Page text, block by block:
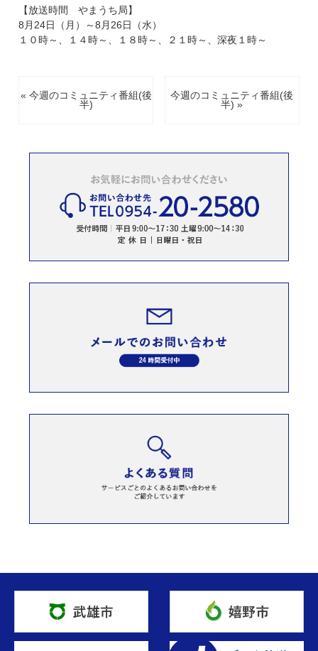
【放送時間 やまうち局】
8月24日（月）～8月26日（水）
１０時～、１４時～、１８時～、２１時～、深夜１時～
« 今週のコミュニティ番組(後
半)
今週のコミュニティ番組(後
半) »